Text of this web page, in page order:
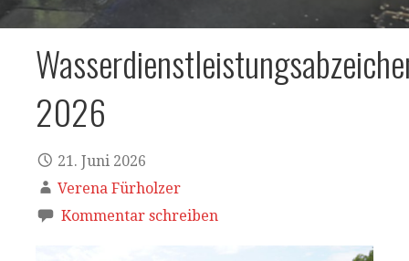
2026
21. Juni 2026
Verena Fürholzer
Kommentar schreiben